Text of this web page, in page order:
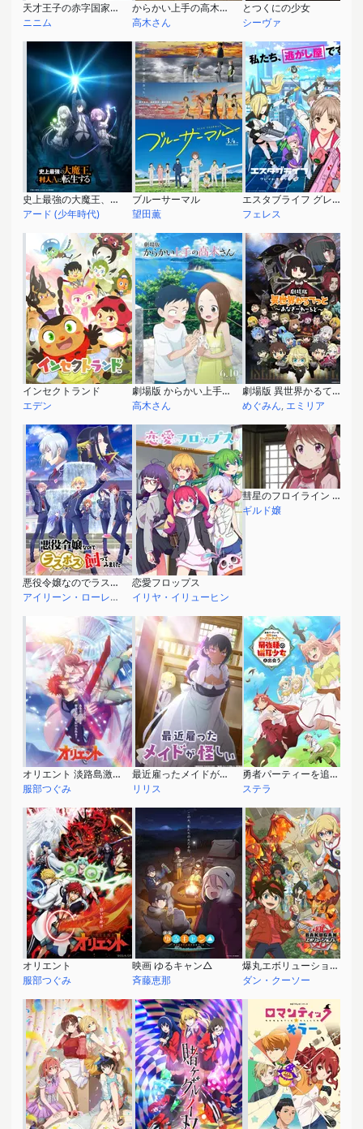
天才王子の赤字国家再生術
ニニム
からかい上手の高木さん3
高木さん
とつくにの少女
シーヴァ
史上最強の大魔王、村人Aに転生する
アード (少年時代)
ブルーサーマル
望田薫
エスタブライフ グレイトエスケープ
フェレス
インセクトランド
エデン
劇場版 からかい上手の高木さん
高木さん
劇場版 異世界かるてっと ～あなざーわーるど～
めぐみん, エミリア
悪役令嬢なのでラスボスを飼ってみました
アイリーン・ローレン・ドートリシュ
恋愛フロップス
イリヤ・イリューヒン
彗星のフロイライン 〜プロローグ〜
ギルド嬢
オリエント 淡路島激闘編
服部つぐみ
最近雇ったメイドが怪しい
リリス
勇者パーティーを追放されたビーストテイマー、最強種の猫耳少女と出会う
ステラ
オリエント
服部つぐみ
映画 ゆるキャン△
斉藤恵那
爆丸エボリューションズ
ダン・クーソー